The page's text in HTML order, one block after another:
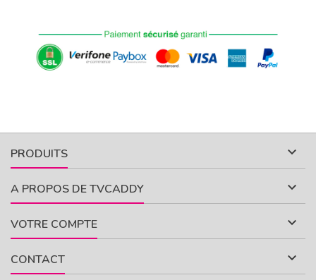
PRODUITS 
A PROPOS DE TVCADDY 
VOTRE COMPTE 
CONTACT 